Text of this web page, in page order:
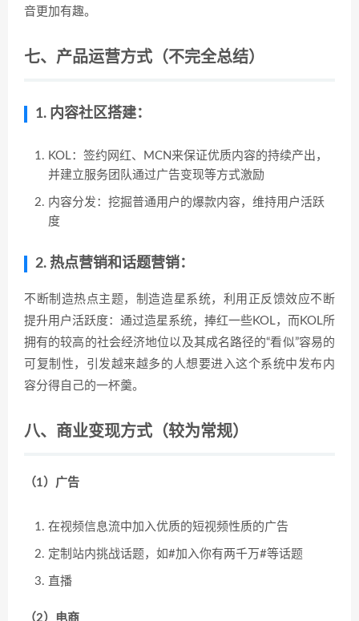
音更加有趣。
七、产品运营方式（不完全总结）
1. 内容社区搭建：
KOL：签约网红、MCN来保证优质内容的持续产出，
并建立服务团队通过广告变现等方式激励
内容分发：挖掘普通用户的爆款内容，维持用户活跃
度
2. 热点营销和话题营销：
不断制造热点主题，制造造星系统，利用正反馈效应不断
提升用户活跃度：通过造星系统，捧红一些KOL，而KOL所
拥有的较高的社会经济地位以及其成名路径的“看似”容易的
可复制性，引发越来越多的人想要进入这个系统中发布内
容分得自己的一杯羹。
八、商业变现方式（较为常规）
（1）广告
在视频信息流中加入优质的短视频性质的广告
定制站内挑战话题，如#加入你有两千万#等话题
直播
（2）电商